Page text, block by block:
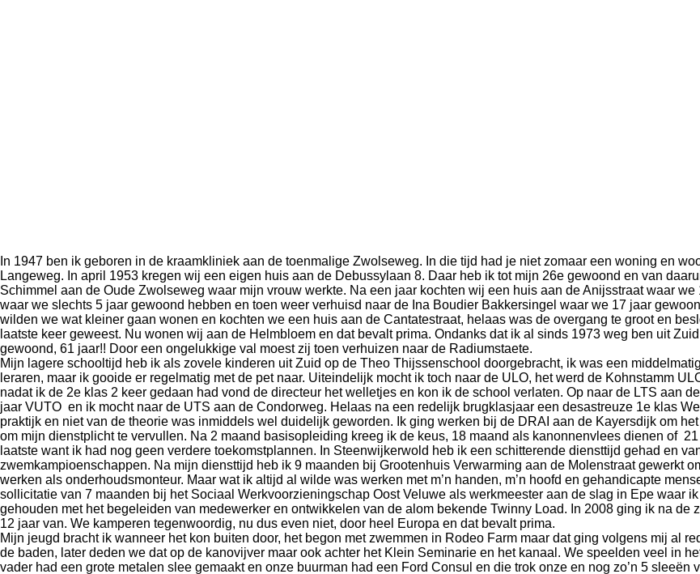
In 1947 ben ik geboren in de kraamkliniek aan de toenmalige Zwolseweg. In die tijd had je niet zomaar een woning en
Langeweg. In april 1953 kregen wij een eigen huis aan de Debussylaan 8. Daar heb ik tot mijn 26e gewoond en van
Schimmel aan de Oude Zwolseweg waar mijn vrouw werkte. Na een jaar kochten wij een huis aan de Anijsstraat waar
waar we slechts 5 jaar gewoond hebben en toen weer verhuisd naar de Ina Boudier Bakkersingel waar we 17 jaar
wilden we wat kleiner gaan wonen en kochten we een huis aan de Cantatestraat, helaas was de overgang te groot en
laatste keer geweest. Nu wonen wij aan de Helmbloem en dat bevalt prima. Ondanks dat ik al sinds 1973 weg ben uit
gewoond, 61 jaar!! Door een ongelukkige val moest zij toen verhuizen naar de Radiumstaete.
Mijn lagere schooltijd heb ik als zovele kinderen uit Zuid op de Theo Thijssenschool doorgebracht, ik was een
leraren, maar ik gooide er regelmatig met de pet naar. Uiteindelijk mocht ik toch naar de ULO, het werd de Kohnstamm
nadat ik de 2e klas 2 keer gedaan had vond de directeur het welletjes en kon ik de school verlaten. Op naar de LTS aan
jaar VUTO en ik mocht naar de UTS aan de Condorweg. Helaas na een redelijk brugklasjaar een desastreuze 1e klas
praktijk en niet van de theorie was inmiddels wel duidelijk geworden. Ik ging werken bij de DRAI aan de Kayersdijk om
om mijn dienstplicht te vervullen. Na 2 maand basisopleiding kreeg ik de keus, 18 maand als kanonnenvlees dienen of
laatste want ik had nog geen verdere toekomstplannen. In Steenwijkerwold heb ik een schitterende diensttijd gehad en
zwemkampioenschappen. Na mijn diensttijd heb ik 9 maanden bij Grootenhuis Verwarming aan de Molenstraat gewerkt
werken als onderhoudsmonteur. Maar wat ik altijd al wilde was werken met m’n handen, m’n hoofd en gehandicapte
sollicitatie van 7 maanden bij het Sociaal Werkvoorzieningschap Oost Veluwe als werkmeester aan de slag in Epe waar
gehouden met het begeleiden van medewerker en ontwikkelen van de alom bekende Twinny Load. In 2008 ging ik na
12 jaar van. We kamperen tegenwoordig, nu dus even niet, door heel Europa en dat bevalt prima.
Mijn jeugd bracht ik wanneer het kon buiten door, het begon met zwemmen in Rodeo Farm maar dat ging volgens mij al
de baden, later deden we dat op de kanovijver maar ook achter het Klein Seminarie en het kanaal. We speelden veel in
vader had een grote metalen slee gemaakt en onze buurman had een Ford Consul en die trok onze en nog zo’n 5